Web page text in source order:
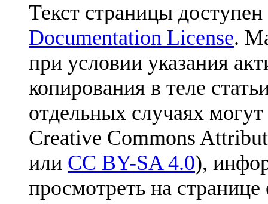
Текст страницы
Documentation License.
при условии указания
копирования в теле
отдельных случаях
Creative Commons
или CC BY-SA 4.0),
просмотреть на